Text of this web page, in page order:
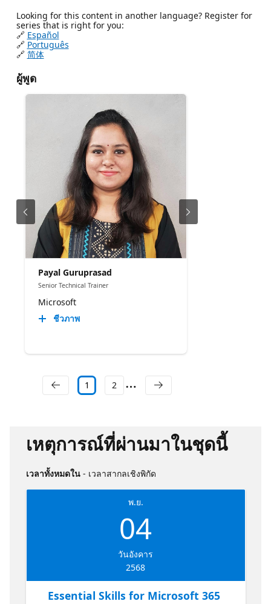
Looking for this content in another language? Register for
series that is right for you:
🔗 Español
🔗 Português
🔗 简体
ผู้พูด
Payal Guruprasad
Senior Technical Trainer
Microsoft
ชีวภาพ
1 2
เหตุการณ์ที่ผ่านมาในชุดนี้
เวลาทั้งหมดใน - เวลาสากลเชิงพิกัด
พ.ย.
04
วันอังคาร
2568
Essential Skills for Microsoft 365